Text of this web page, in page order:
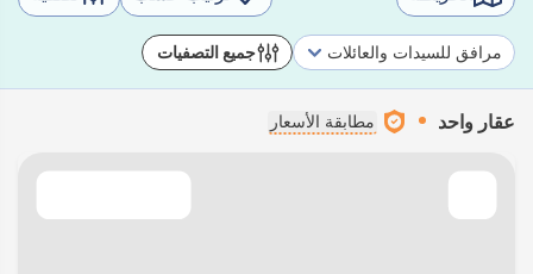
مرافق للسيدات والعائلات جميع التصفيات
عقار واحد مطابقة الأسعار